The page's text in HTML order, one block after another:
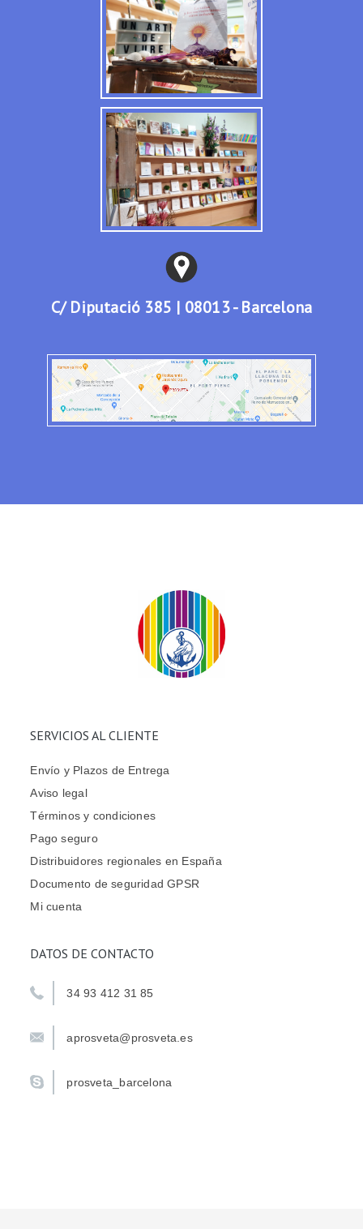
C/ Diputació 385 | 08013 - Barcelona
SERVICIOS AL CLIENTE
Envío y Plazos de Entrega
Aviso legal
Términos y condiciones
Pago seguro
Distribuidores regionales en España
Documento de seguridad GPSR
Mi cuenta
DATOS DE CONTACTO
34 93 412 31 85
aprosveta@prosveta.es
prosveta_barcelona